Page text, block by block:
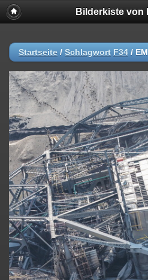
Bilderkiste von
Startseite / Schlagwort F34 /